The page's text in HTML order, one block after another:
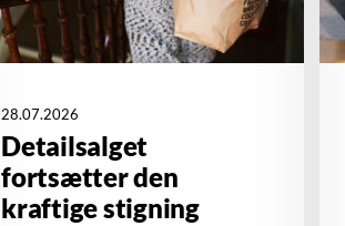
28.07.2026
Detailsalget
fortsætter den
kraftige stigning